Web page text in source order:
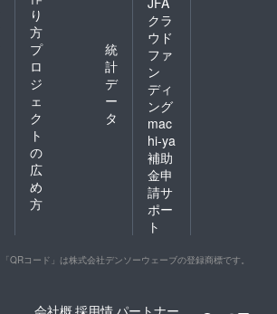
り
方
プ
ロ
ジ
ェ
ク
ト
の
広
め
方
統
計
デ
ー
タ
クラ
ウド
ファ
ン
ディ
ング
mac
hi-ya
補助
金申
請サ
ポー
ト
「QRコード」は株式会社デンソーウェーブの登録商標です。
会社概採用情 パートナー